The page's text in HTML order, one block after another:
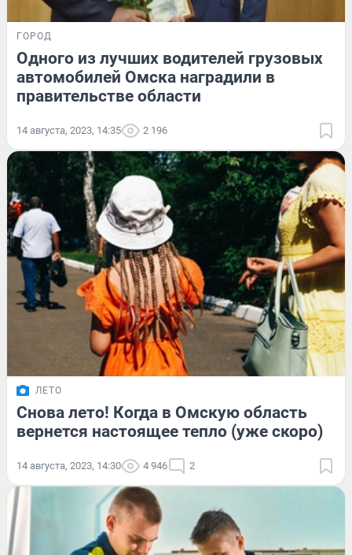
ГОРОД
Одного из лучших водителей грузовых
автомобилей Омска наградили в
правительстве области
14 августа, 2023, 14:35 2 196
ЛЕТО
Снова лето! Когда в Омскую область
вернется настоящее тепло (уже скоро)
14 августа, 2023, 14:30 4 946 2